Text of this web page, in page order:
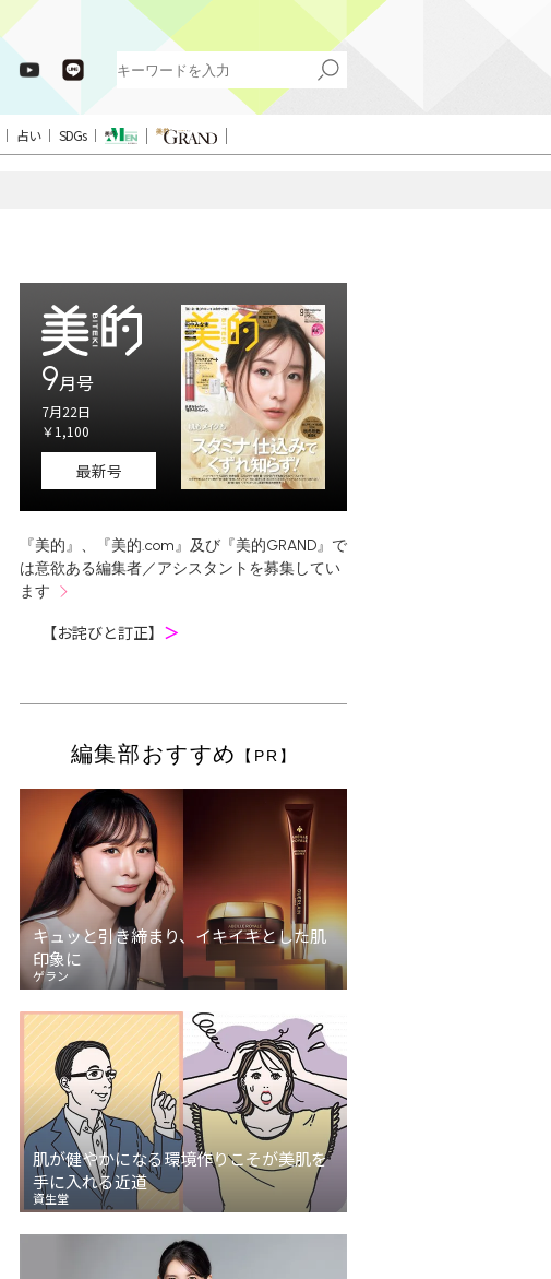
占い SDGs
9月号
7月22日
￥1,100
最新号
『美的』、『美的.com』及び『美的GRAND』で
は意欲ある編集者／アシスタントを募集してい
ます
【お詫びと訂正】 ＞
編集部おすすめ 【PR】
キュッと引き締まり、イキイキとした肌
印象に
ゲラン
肌が健やかになる環境作りこそが美肌を
手に入れる近道
資生堂